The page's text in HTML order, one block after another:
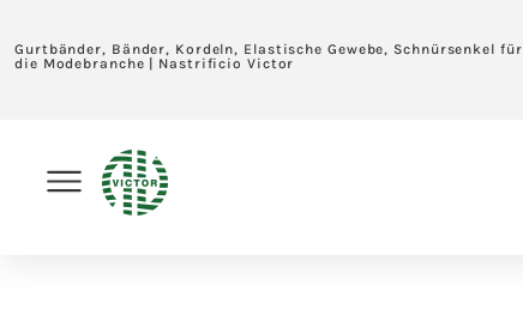
Gurtbänder, Bänder, Kordeln, Elastische Gewebe, Schnürsenkel für
die Modebranche | Nastrificio Victor